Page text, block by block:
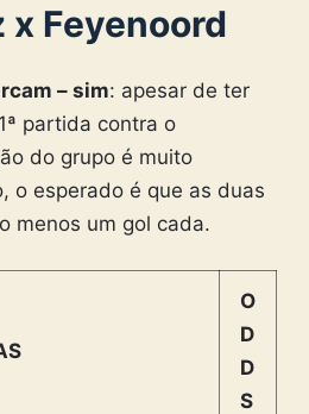
x Feyenoord
– sim: apesar de ter
partida contra o
do grupo é muito
o esperado é que as duas
menos um gol cada.
O
D
D
S